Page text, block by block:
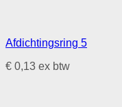
Afdichtingsring 5
€ 0,13 ex btw